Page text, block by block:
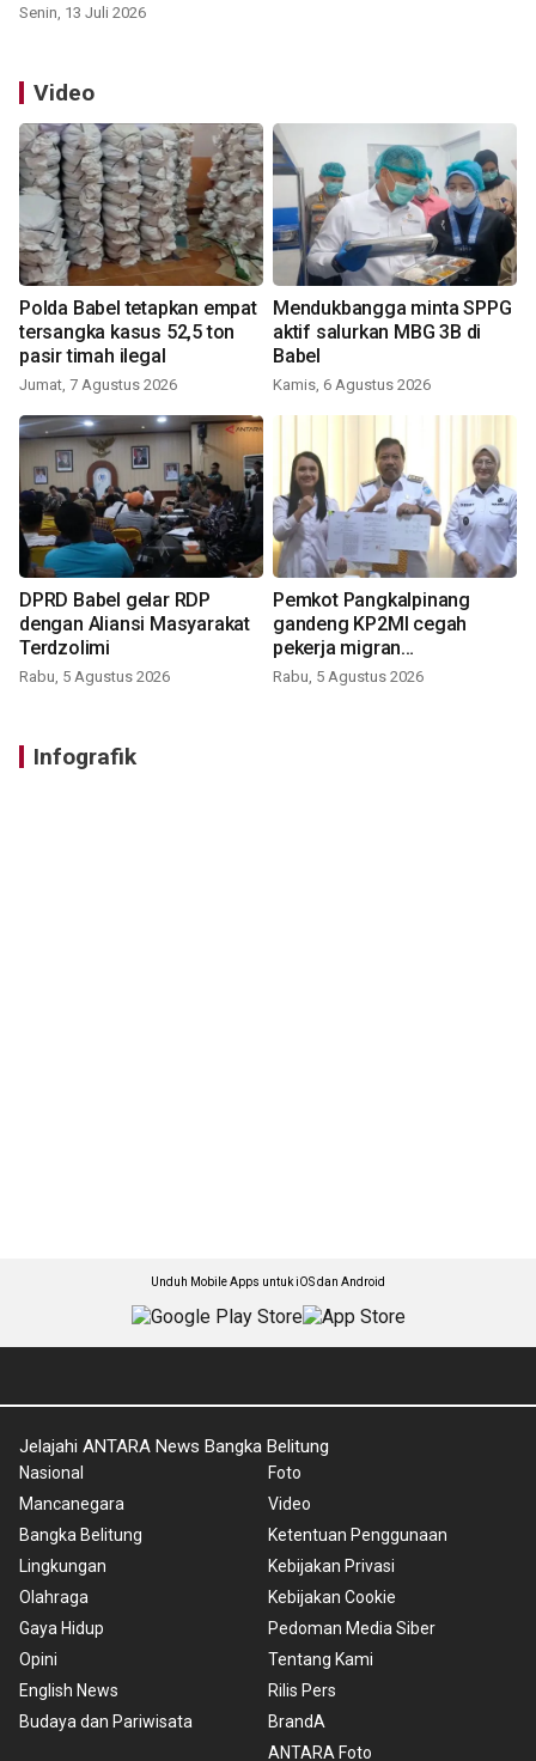
Senin, 13 Juli 2026
Video
Polda Babel tetapkan empat
tersangka kasus 52,5 ton
pasir timah ilegal
Jumat, 7 Agustus 2026
Mendukbangga minta SPPG
aktif salurkan MBG 3B di
Babel
Kamis, 6 Agustus 2026
DPRD Babel gelar RDP
dengan Aliansi Masyarakat
Terdzolimi
Rabu, 5 Agustus 2026
Pemkot Pangkalpinang
gandeng KP2MI cegah
pekerja migran
nonprosedural
Rabu, 5 Agustus 2026
Infografik
Unduh Mobile Apps untuk iOS dan Android
Jelajahi ANTARA News Bangka Belitung
Nasional
Mancanegara
Bangka Belitung
Lingkungan
Olahraga
Gaya Hidup
Opini
English News
Budaya dan Pariwisata
Foto
Video
Ketentuan Penggunaan
Kebijakan Privasi
Kebijakan Cookie
Pedoman Media Siber
Tentang Kami
Rilis Pers
BrandA
ANTARA Foto